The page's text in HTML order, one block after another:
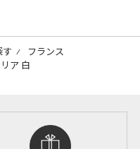
⁄ フランス
ア 白